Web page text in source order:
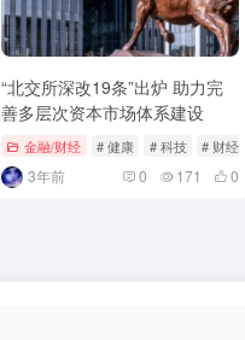
“北交所深改19条”出炉 助力完
善多层次资本市场体系建设
金融/财经 # 健康 # 科技 # 财经
3年前 0 171 0